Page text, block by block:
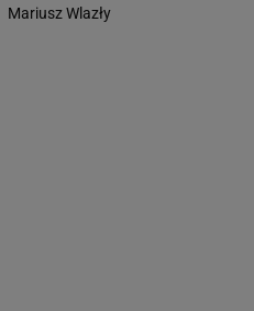
Mariusz Wlazły